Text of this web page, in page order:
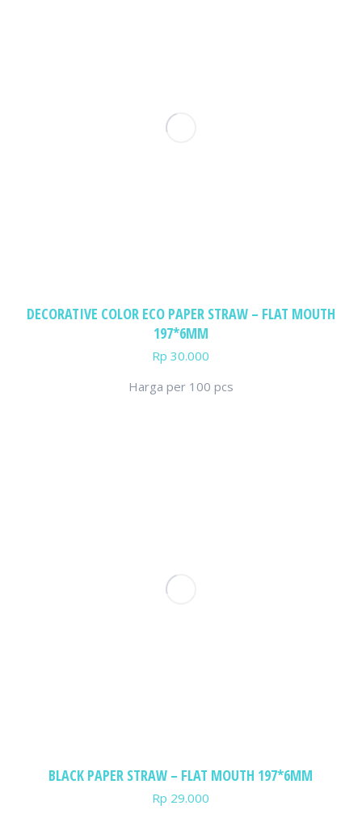
DECORATIVE COLOR ECO PAPER STRAW – FLAT MOUTH
197*6MM
Rp 30.000
Harga per 100 pcs
BLACK PAPER STRAW – FLAT MOUTH 197*6MM
Rp 29.000